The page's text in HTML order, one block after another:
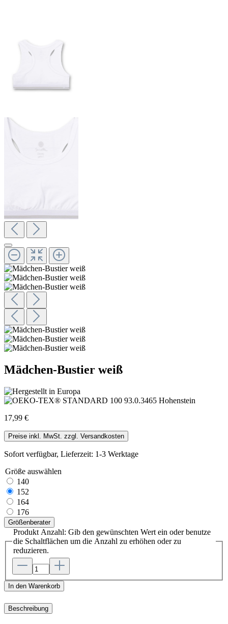
Mädchen-Bustier weiß
17,99 €
Preise inkl. MwSt. zzgl. Versandkosten
Sofort verfügbar, Lieferzeit: 1-3 Werktage
Größe auswählen
140
152
164
176
Größenberater
Produkt Anzahl: Gib den gewünschten Wert ein oder benutze
die Schaltflächen um die Anzahl zu erhöhen oder zu
reduzieren.
In den Warenkorb
Beschreibung